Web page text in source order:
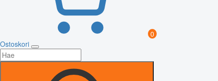
0
Ostoskori